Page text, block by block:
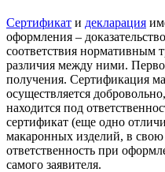
Сертификат и декларация
оформления –
соответствия нормативным
различия между ними.
получения. Сертификация
осуществляется
находится под
сертификат (еще одно
макаронных изделий, в свою
ответственность при
самого заявителя.